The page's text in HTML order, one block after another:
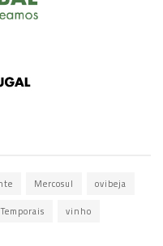
Mercosul ovibeja
Temporais vinho